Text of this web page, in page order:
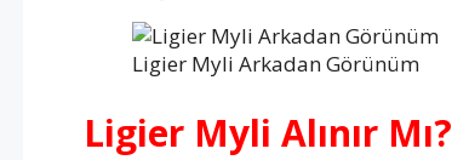
Ligier Myli Arkadan Görünüm
Ligier Myli Alınır Mı?